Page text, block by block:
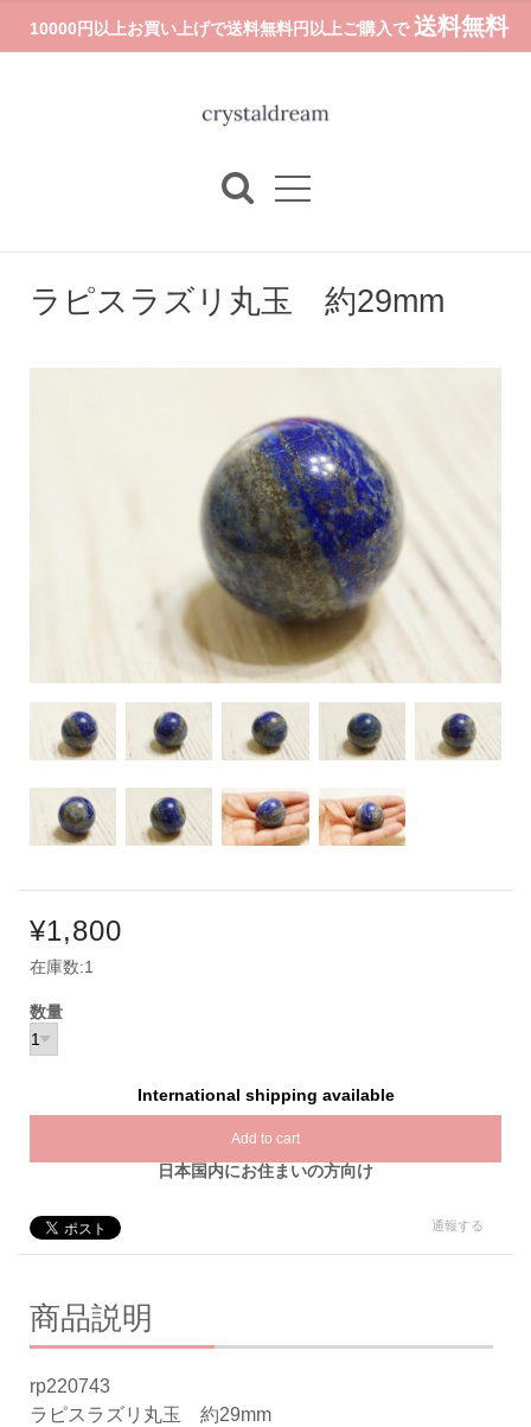
10000円以上お買い上げで送料無料円以上ご購入で 送料無料
ラピスラズリ丸玉 約29mm
¥1,800
在庫数:1
数量
International shipping available
Add to cart
日本国内にお住まいの方向け
通報する
商品説明
rp220743
ラピスラズリ丸玉 約29mm